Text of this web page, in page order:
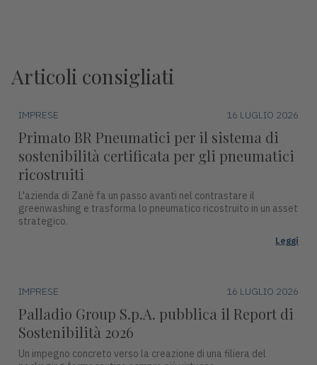
Articoli consigliati
IMPRESE 16 LUGLIO 2026
Primato BR Pneumatici per il sistema di
sostenibilità certificata per gli pneumatici
ricostruiti
L'azienda di Zanè fa un passo avanti nel contrastare il
greenwashing e trasforma lo pneumatico ricostruito in un asset
strategico.
Leggi
IMPRESE 16 LUGLIO 2026
Palladio Group S.p.A. pubblica il Report di
Sostenibilità 2026
Un impegno concreto verso la creazione di una filiera del